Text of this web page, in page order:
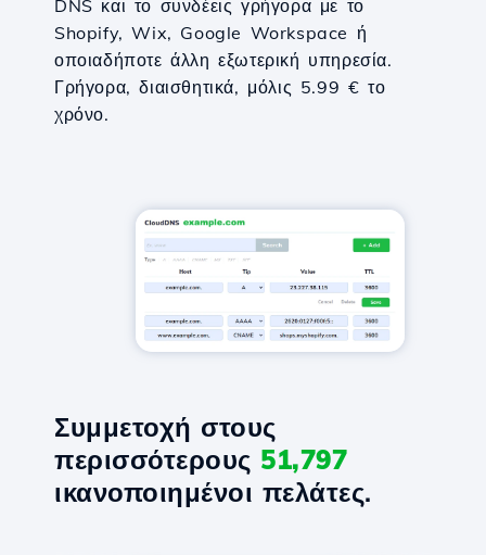
DNS και το συνδέεις γρήγορα με το
Shopify, Wix, Google Workspace ή
οποιαδήποτε άλλη εξωτερική υπηρεσία.
Γρήγορα, διαισθητικά, μόλις 5.99 € το
χρόνο.
Συμμετοχή στους
περισσότερους 51,797
ικανοποιημένοι πελάτες.